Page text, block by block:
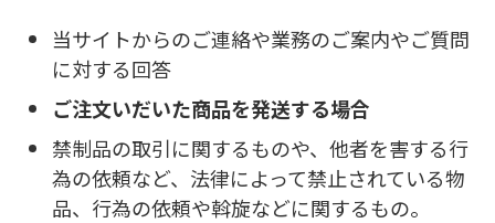
当サイトからのご連絡や業務のご案内やご質問
に対する回答
ご注文いだいた商品を発送する場合
禁制品の取引に関するものや、他者を害する行
為の依頼など、法律によって禁止されている物
品、行為の依頼や斡旋などに関するもの。